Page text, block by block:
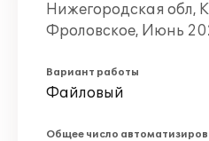
Нижегородская обл,
Фроловское, Июнь
Вариант работы
Файловый
Общее число